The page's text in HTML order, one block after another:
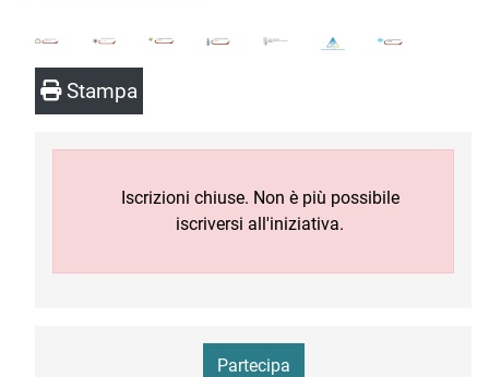
Stampa
Iscrizioni chiuse. Non è più possibile
iscriversi all'iniziativa.
Partecipa